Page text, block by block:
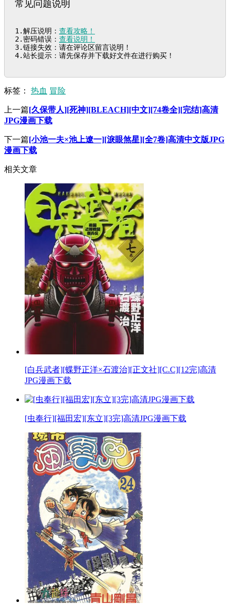
常见问题说明
1.解压说明： 查看攻略！
2.密码错误： 查看说明！
3.链接失效：请在评论区留言说明！
4.站长提示：请先保存并下载好文件在进行购买！
标签： 热血 冒险
上一篇[久保带人][死神][BLEACH][中文][74卷全][完结]高清
JPG漫画下载
下一篇[小池一夫×池上遼一][淚眼煞星][全7卷]高清中文版JPG
漫画下载
相关文章
[白兵武者][蝶野正洋×石渡治][正文社][C.C][12完]高清
JPG漫画下载
[虫奉行][福田宏][东立][3完]高清JPG漫画下载